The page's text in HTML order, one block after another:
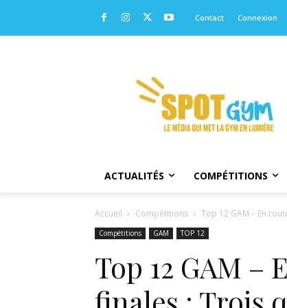
Contact Connexion
ACTUALITÉS COMPÉTITIONS
Accueil Compétitions Top 12 GAM – En
Compétitions GAM TOP 12
Top 12 GAM –